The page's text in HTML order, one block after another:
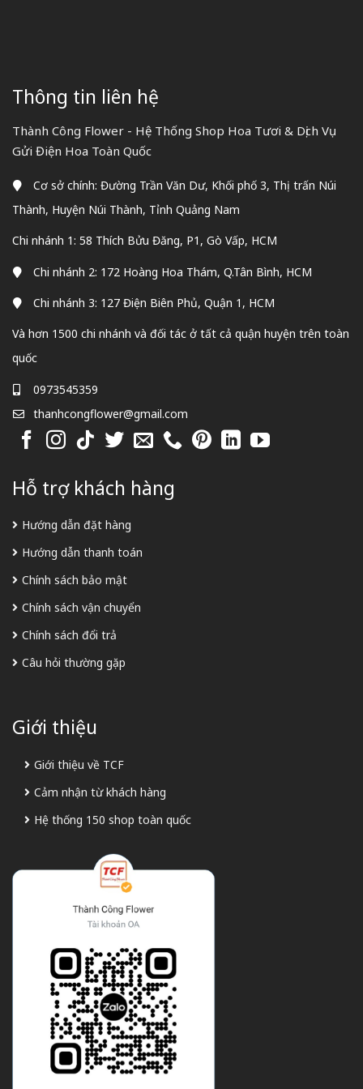
Thông tin liên hệ
Thành Công Flower - Hệ Thống Shop Hoa Tươi & Dịch Vụ
Gửi Điện Hoa Toàn Quốc
Cơ sở chính: Đường Trần Văn Dư, Khối phố 3, Thị trấn Núi
Thành, Huyện Núi Thành, Tỉnh Quảng Nam
Chi nhánh 1: 58 Thích Bửu Đăng, P1, Gò Vấp, HCM
Chi nhánh 2: 172 Hoàng Hoa Thám, Q.Tân Bình, HCM
Chi nhánh 3: 127 Điện Biên Phủ, Quận 1, HCM
Và hơn 1500 chi nhánh và đối tác ở tất cả quận huyện trên toàn
quốc
0973545359
thanhcongflower@gmail.com
Hỗ trợ khách hàng
Hướng dẫn đặt hàng
Hướng dẫn thanh toán
Chính sách bảo mật
Chính sách vận chuyển
Chính sách đổi trả
Câu hỏi thường gặp
Giới thiệu
Giới thiệu về TCF
Cảm nhận từ khách hàng
Hệ thống 150 shop toàn quốc